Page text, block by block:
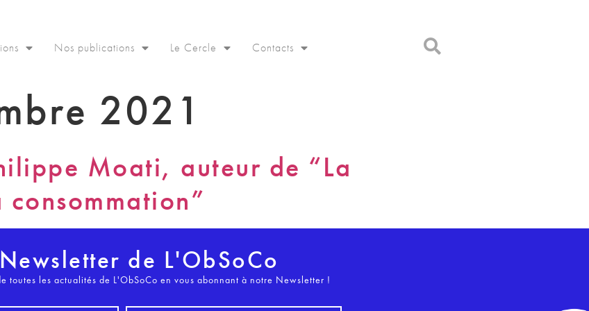
Nos publications Le Cercle Contacts
2021
Moati, auteur de “La
de L'ObSoCo
toutes les actualités de L'ObSoCo en vous abonnant à notre Newsletter !